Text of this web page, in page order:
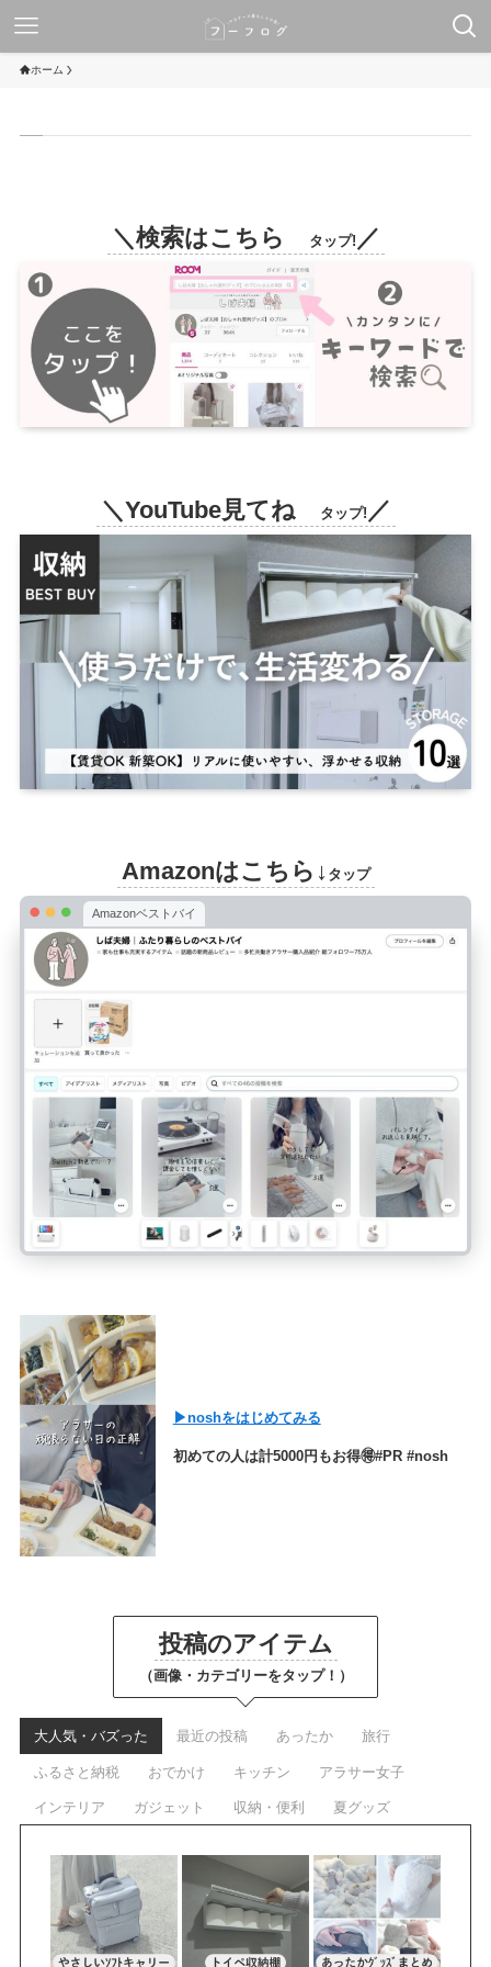
ホーム
＼検索はこちら タップ! ／
＼YouTube見てね タップ! ／
Amazonはこちら↓ タップ
Amazonベストバイ
▶︎noshをはじめてみる
初めての人は計5000円もお得🉐#PR #nosh
投稿のアイテム
（画像・カテゴリーをタップ！）
大人気・バズった 最近の投稿 あったか 旅行
ふるさと納税 おでかけ キッチン アラサー女子
インテリア ガジェット 収納・便利 夏グッズ